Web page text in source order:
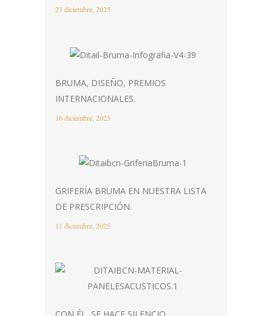
23 diciembre, 2025
BRUMA, DISEÑO, PREMIOS
INTERNACIONALES.
16 diciembre, 2025
GRIFERÍA BRUMA EN NUESTRA LISTA
DE PRESCRIPCIÓN.
11 diciembre, 2025